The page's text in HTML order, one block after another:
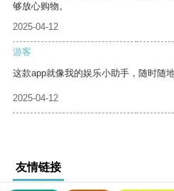
够放心购物。
2025-04-12
游客
这款app就像我的娱乐小助手，随时随
2025-04-12
友情链接